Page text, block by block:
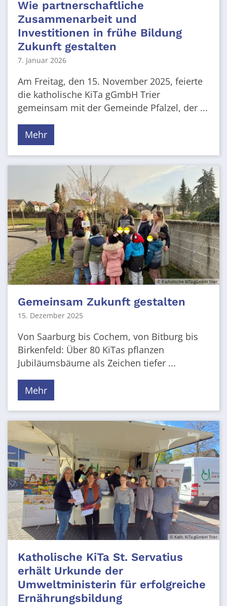
Wie partnerschaftliche
Zusammenarbeit und
Investitionen in frühe Bildung
Zukunft gestalten
7. Januar 2026
Am Freitag, den 15. November 2025, feierte
die katholische KiTa gGmbH Trier
gemeinsam mit der Gemeinde Pfalzel, der ...
Mehr
© Katholische KiTa gGmbH Trier
Gemeinsam Zukunft gestalten
15. Dezember 2025
Von Saarburg bis Cochem, von Bitburg bis
Birkenfeld: Über 80 KiTas pflanzen
Jubiläumsbäume als Zeichen tiefer ...
Mehr
© Kath. KiTa gGmbH Trier
Katholische KiTa St. Servatius
erhält Urkunde der
Umweltministerin für erfolgreiche
Ernährungsbildung